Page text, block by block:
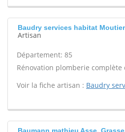
Baudry services habitat
Artisan
Département: 85
Rénovation plomberie
Voir la fiche artisan : Baudry